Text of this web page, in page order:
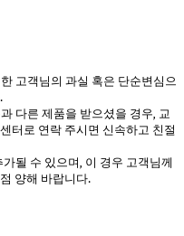
고객님의 과실 혹은 단순변심으
다른 제품을 받으셨을 경우, 교
터로 연락 주시면 신속하고 친절
될 수 있으며, 이 경우 고객님께
양해 바랍니다.